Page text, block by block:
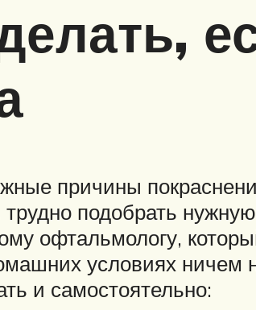
причины
подобрать
офтальмологу,
условиях ничем
и самостоятельно: